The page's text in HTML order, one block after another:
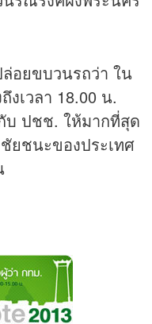
อยขบวนรถว่า ใน
งเวลา 18.00 น.
บ ปชช. ให้มากที่สุด
ยชนะของประเทศ